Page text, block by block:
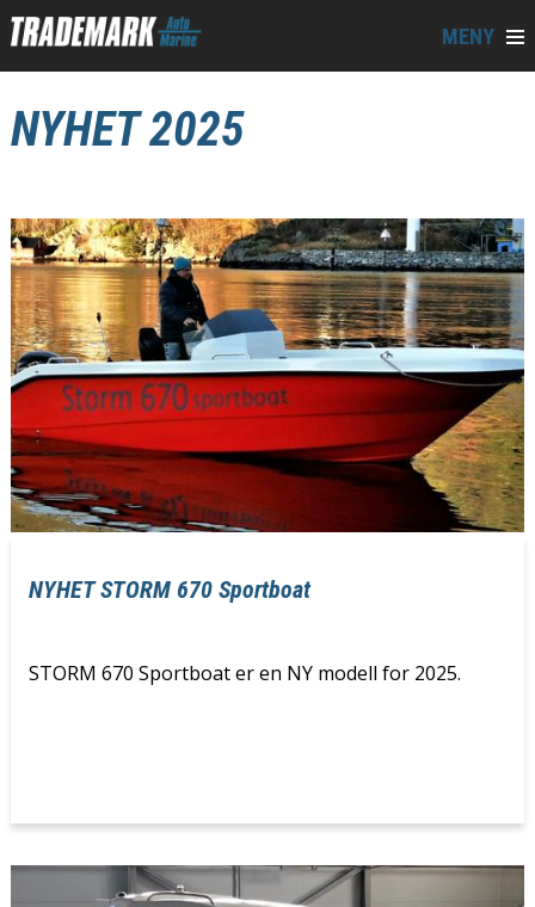
MENY
NYHET 2025
NYHET STORM 670 Sportboat
STORM 670 Sportboat er en NY modell for 2025.